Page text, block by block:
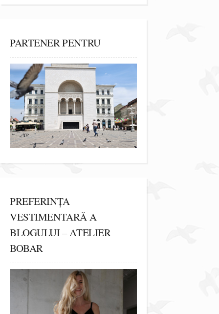
PARTENER PENTRU
PREFERINȚA
VESTIMENTARĂ A
BLOGULUI – ATELIER
BOBAR